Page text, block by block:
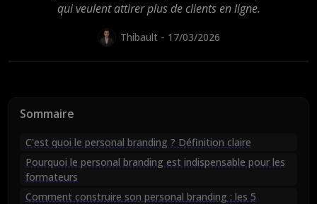
qui veulent attirer plus de clients en ligne.
Thibault - 17/03/2026
Sommaire
C'est quoi le personal branding ? Définition claire
Pourquoi le personal branding est indispensable pour les
formateurs
Comment construire son personal branding : les 5